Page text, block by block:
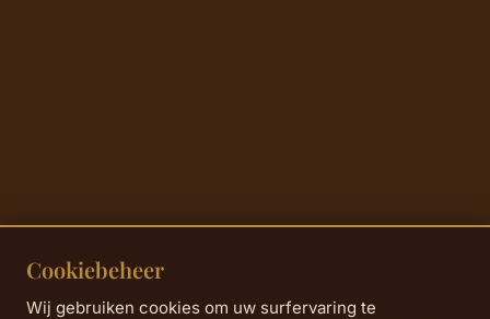
Cookiebeheer
Wij gebruiken cookies om uw surfervaring te